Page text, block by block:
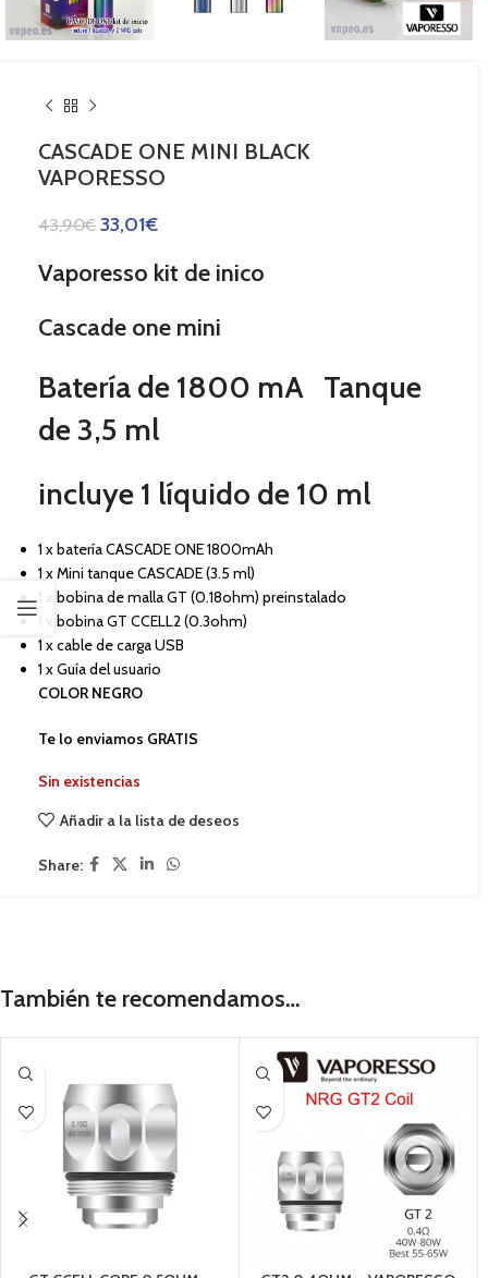
CASCADE ONE MINI BLACK
VAPORESSO
43,90€ 33,01€
Vaporesso kit de inico
Cascade one mini
Batería de 1800 mA Tanque
de 3,5 ml
incluye 1 líquido de 10 ml
1 x batería CASCADE ONE 1800mAh
1 x Mini tanque CASCADE (3.5 ml)
1 x bobina de malla GT (0.18ohm) preinstalado
1 x bobina GT CCELL2 (0.3ohm)
1 x cable de carga USB
1 x Guía del usuario
COLOR NEGRO
Te lo enviamos GRATIS
Sin existencias
Añadir a la lista de deseos
Share:
También te recomendamos…